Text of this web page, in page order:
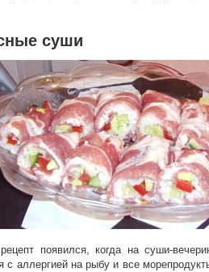
суши
появился, когда на суши-
с аллергией на рыбу и все